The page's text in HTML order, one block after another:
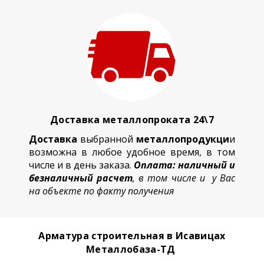
Доставка металлопроката 24\7
Доставка выбранной металлопродукции
возможна в любое удобное время, в том
числе и в день заказа. Оплата: наличный и
безналичный расчет, в том числе и у Вас
на объекте по факту получения
Арматура строительная в Исавицах
Металлобаза-ТД